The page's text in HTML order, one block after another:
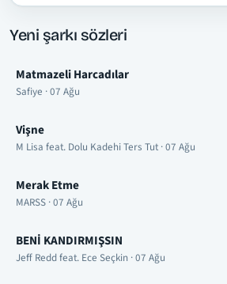
Yeni şarkı sözleri
Matmazeli Harcadılar
Safiye · 07 Ağu
Vişne
M Lisa feat. Dolu Kadehi Ters Tut · 07 Ağu
Merak Etme
MARSS · 07 Ağu
BENİ KANDIRMIŞSIN
Jeff Redd feat. Ece Seçkin · 07 Ağu